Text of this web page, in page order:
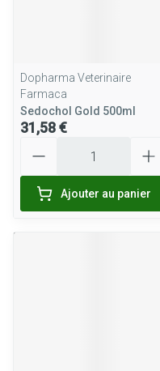
Dopharma Veterinaire
Farmaca
Sedochol Gold 500ml
31,58 €
Ajouter au panier